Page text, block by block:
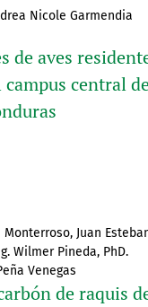
Nicole Garmendia
de aves
campus central
Juan
Wilmer Pineda, PhD.
Venegas
de raquis